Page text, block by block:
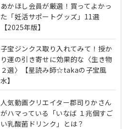
あかほし会員が厳選！買ってよかっ
た「妊活サポートグッズ」11選
【2025年版】
子宝ジンクス取り入れてみて！授か
り運の引き寄せに効果的な〈生き物
２選〉【星読み師☆takaの子宝風
水】
人気動画クリエイター郡司りかさん
がハマっている「いなば １兆個すご
い乳酸菌ドリンク」とは？